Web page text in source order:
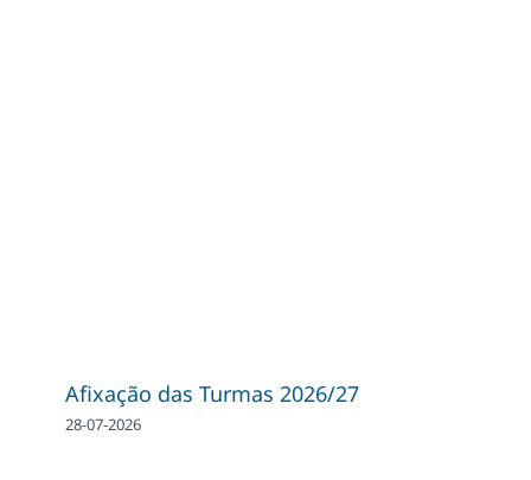
Afixação das Turmas 2026/27
28-07-2026